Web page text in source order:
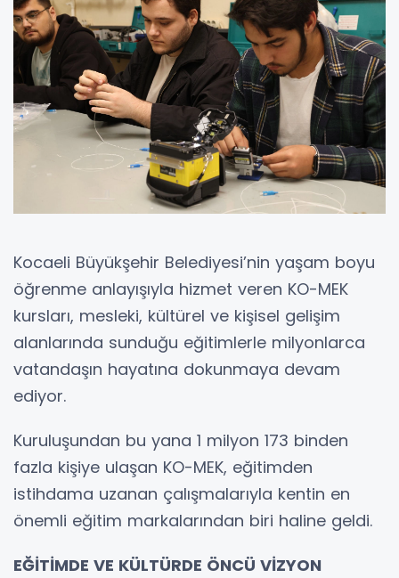
Kocaeli Büyükşehir Belediyesi’nin yaşam boyu
öğrenme anlayışıyla hizmet veren KO-MEK
kursları, mesleki, kültürel ve kişisel gelişim
alanlarında sunduğu eğitimlerle milyonlarca
vatandaşın hayatına dokunmaya devam
ediyor.
Kuruluşundan bu yana 1 milyon 173 binden
fazla kişiye ulaşan KO-MEK, eğitimden
istihdama uzanan çalışmalarıyla kentin en
önemli eğitim markalarından biri haline geldi.
EĞİTİMDE VE KÜLTÜRDE ÖNCÜ VİZYON